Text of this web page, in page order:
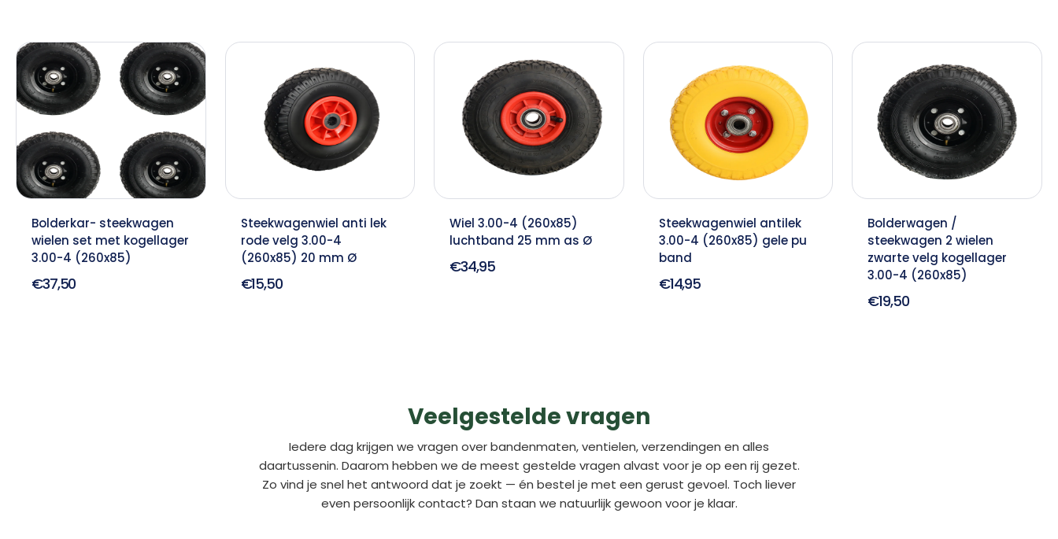
Bolderkar- steekwagen
wielen set met kogellager
3.00-4 (260x85)
€37,50
Steekwagenwiel anti lek
rode velg 3.00-4
(260x85) 20 mm Ø
€15,50
Wiel 3.00-4 (260x85)
luchtband 25 mm as Ø
€34,95
Steekwagenwiel antilek
3.00-4 (260x85) gele pu
band
€14,95
Bolderwagen /
steekwagen 2 wielen
zwarte velg kogellager
3.00-4 (260x85)
€19,50
Veelgestelde vragen
Iedere dag krijgen we vragen over bandenmaten, ventielen, verzendingen en alles
daartussenin. Daarom hebben we de meest gestelde vragen alvast voor je op een rij gezet.
Zo vind je snel het antwoord dat je zoekt — én bestel je met een gerust gevoel. Toch liever
even persoonlijk contact? Dan staan we natuurlijk gewoon voor je klaar.